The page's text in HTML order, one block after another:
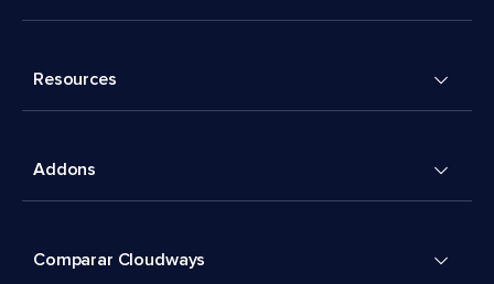
Resources
Addons
Comparar Cloudways